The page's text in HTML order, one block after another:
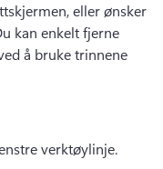
eller ønsker
kan enkelt fjerne
å bruke trinnene
verktøylinje.